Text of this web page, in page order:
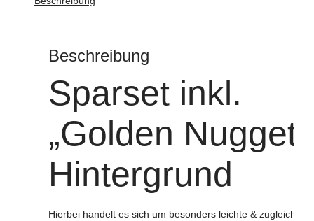
Beschreibung
Sparset inkl.
„Golden Nugget“
Hintergrund
Hierbei handelt es sich um besonders leichte & zugleich